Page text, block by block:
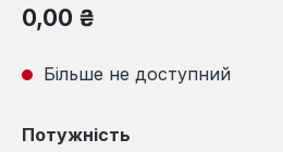
Звичайна ціна:
0,00 ₴
Більше не доступний
Виберіть
Потужність